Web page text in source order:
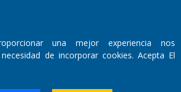
una mejor experiencia nos
de incorporar cookies. Acepta El